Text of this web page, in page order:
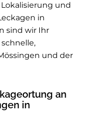
und
in
sind wir Ihr
und der
an
in